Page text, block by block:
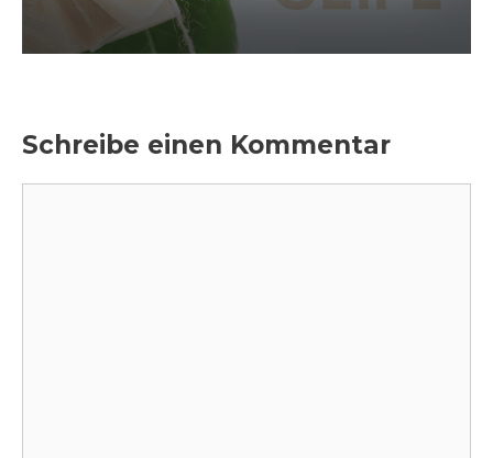
Schreibe einen Kommentar